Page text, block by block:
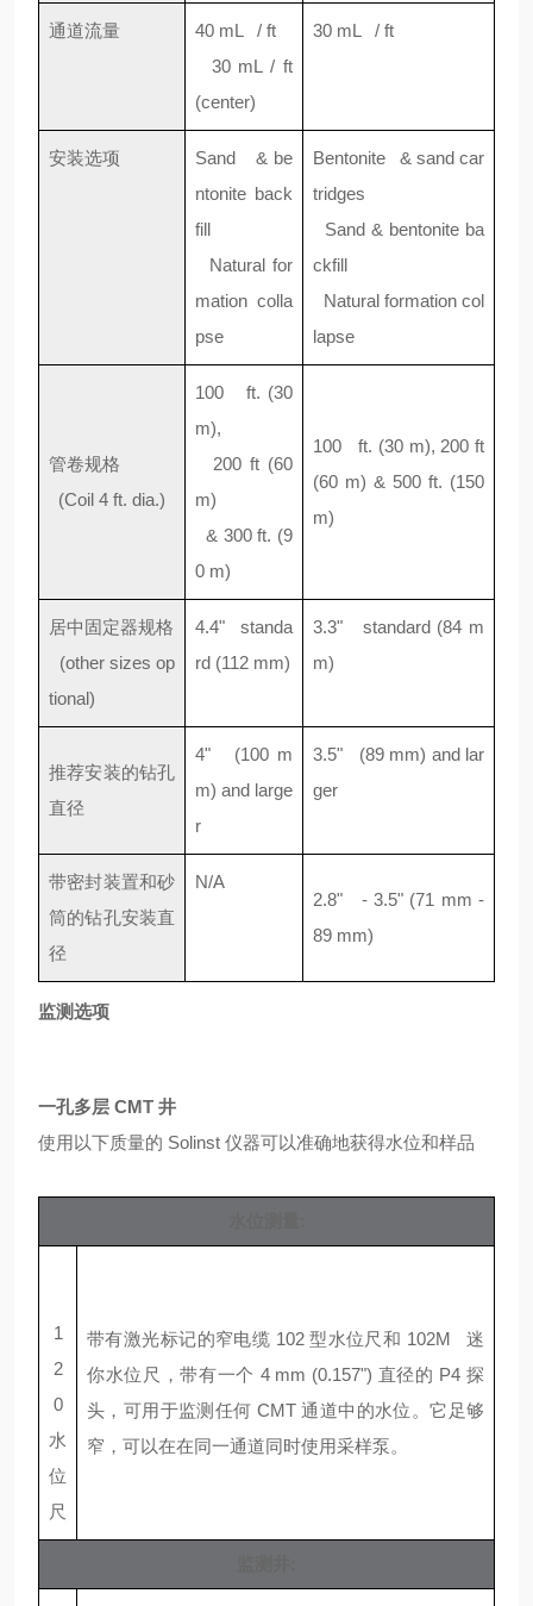
通道流量
40 mL / ft
30 mL / ft
(center)
30 mL / ft
安装选项
Sand & be
ntonite back
fill
Natural for
mation colla
pse
Bentonite & sand car
tridges
Sand & bentonite ba
ckfill
Natural formation col
lapse
管卷规格
(Coil 4 ft. dia.)
100 ft. (30
m),
200 ft (60
m)
& 300 ft. (9
0 m)
100 ft. (30 m), 200 ft
(60 m) & 500 ft. (150
m)
居中固定器规格
(other sizes op
tional)
4.4" standa
rd (112 mm)
3.3" standard (84 m
m)
推荐安装的钻孔
直径
4" (100 m
m) and large
r
3.5" (89 mm) and lar
ger
带密封装置和砂
筒的钻孔安装直
径
N/A
2.8" - 3.5" (71 mm -
89 mm)
监测选项
一孔多层 CMT 井
使用以下质量的 Solinst 仪器可以准确地获得水位和样品
1
2
0
水
位
尺
带有激光标记的窄电缆 102型水位尺和 102M迷
你水位尺，带有一个 4 mm (0.157") 直径的 P4探
头，可用于监测任何 CMT通道中的水位。它足够
窄，可以在在同一通道同时使用采样泵。